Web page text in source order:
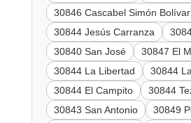
30846 Cascabel Simón Bolívar
30844 Jesús Carranza
30840 San José
30847 El
30844 La Libertad
30844
30844 El Campito
30844
30843 San Antonio
30849